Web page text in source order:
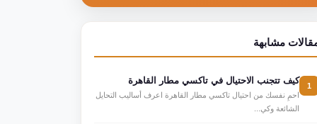
مشابهة
1 كيف تتجنب الاحتيال في تاكسي مطار القاهرة
احمِ نفسك من احتيال تاكسي مطار القاهرة اعرف أساليب التحايل
الشائعة وكي...